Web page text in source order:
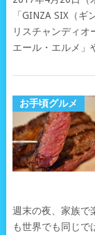
「GINZA SIX（
リスチャンディ
エール・エルメ」
お手頃グルメ
週末の夜、家族で
も世界でも同じで